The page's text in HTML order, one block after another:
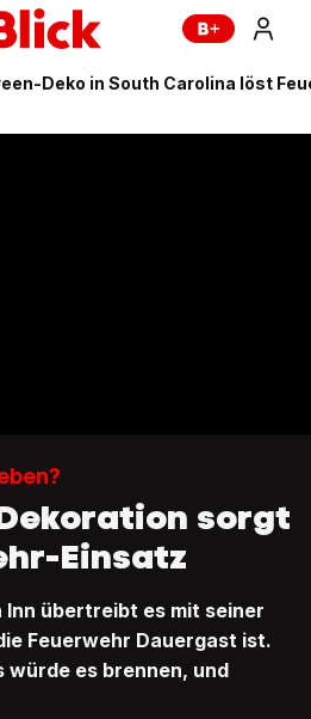
Deko in South Carolina löst
sorgt
Einsatz
Inn übertreibt es mit seiner
Feuerwehr Dauergast ist.
würde es brennen, und